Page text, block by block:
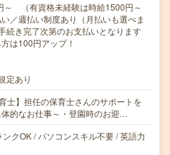
～ （有資格未経験は時給1500円～
／週払い制度あり（月払いも選べま
続き完了次第のお支払いとなります
は100円アップ！
定あり
士】担任の保育士さんのサポートを
的なお仕事～・登園時のお迎…
クOK / パソコンスキル不要 / 英語力